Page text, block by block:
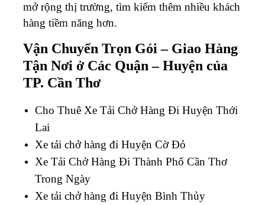
mở rộng thị trường, tìm kiếm thêm nhiều khách
hàng tiềm năng hơn.
Vận Chuyển Trọn Gói – Giao Hàng
Tận Nơi ở Các Quận – Huyện của
TP. Cần Thơ
Cho Thuê Xe Tải Chở Hàng Đi Huyện Thới
Lai
Xe tải chở hàng đi Huyện Cờ Đỏ
Xe Tải Chở Hàng Đi Thành Phố Cần Thơ
Trong Ngày
Xe tải chở hàng đi Huyện Bình Thủy